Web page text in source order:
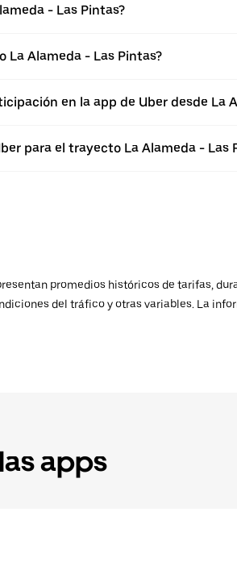
- Las Pintas?
Alameda - Las Pintas?
en la app de Uber desde La
para el trayecto La Alameda - Las
promedios históricos de tarifas,
del tráfico y otras variables. La
apps